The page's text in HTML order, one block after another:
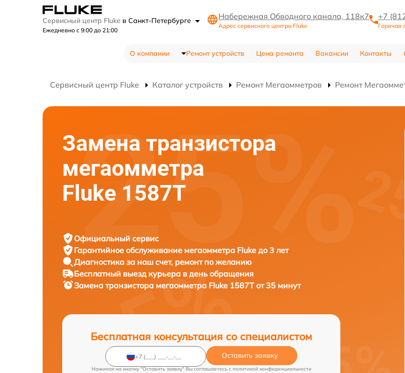
Сервисный центр Fluke в Санкт-Петербурге
Ежедневно с 9:00 до 21:00
Набережная Обводного канала, 118к7
Адрес сервисного центра Fluke
+7
Горячая
О компании Ремонт устройств Цена ремонта Вакансии Контакты
Сервисный центр Fluke Каталог устройств Ремонт Мегаомметров Ремонт
Замена транзистора
мегаомметра
Fluke 1587T
Официальный сервис
Гарантийное обслуживание мегаомметра Fluke до 3 лет
Диагностика за наш счет, ремонт по желанию
Бесплатный выезд курьера в день обращения
Замена транзистора мегаомметра Fluke 1587T от 35 минут
Бесплатная консультация со специалистом
Оставить заявку
Нажимая на кнопку "Оставить заявку" Вы соглашаетесь c политикой конфиденциальности